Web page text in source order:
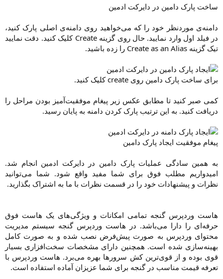
ساخت پارک دامین در دایرکت ادمین
دامنه‌ی موردنظر خود را که می‌‌خواهید روی دامنه‌ی اصلی پارک کنید،
در فیلد اول وارد نمایید. حال روی گزینه Create کلیک کنید. دقت نمایید
تیک گزینه Create as an Alias را زده باشید.​
برای ساخت پارک دامین روی create کلیک کنید.
کمی صبر کنید تا مطابق عکس زیر پیغام موفقیت‌آمیز بودن مراحل را
دریافت کنید. به این ترتیب پارک کردن دامنه به پایان رسید.​
پیغام موفقیت ایجاد پارک دامین
به همین سادگی عملیات پارک دامین در دایرکت ادمین انجام شد.
امیدواریم مطلب فوق برای شما مفید واقع شود. شما می‌توانید
نظرات و پیشنهادات خود را در قسمت نظرات با ما به اشتراک بگذارید.​
هاست وردپرس گنجه تمامی امکانات و ویژگی‌های یک هاست فوق
حرفه‌ای را دارا می‌باشد. در هاست وردپرس گنجه سیستم مدیریت
محتوای وردپرس به صورت پیش‌فرض نصب شده و به صورت کامل
بهینه‌سازی شده است. همچنین دارای مشخصات سخت‌افزاری بسیار
قوی بوده و از قوی‌ترین کش سرورها بهره می‌برد. هاست وردپرس با
تعرفه قیمت مناسب در گنجه برای شما عزیزان آماده استفاده است.​